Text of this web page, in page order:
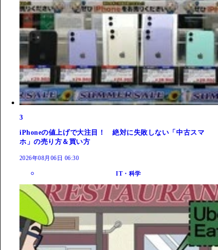
3
iPhoneの値上げで大注目！ 絶対に失敗しない「中古スマ
ホ」の売り方＆買い方
2026年08月06日 06:30
IT・科学